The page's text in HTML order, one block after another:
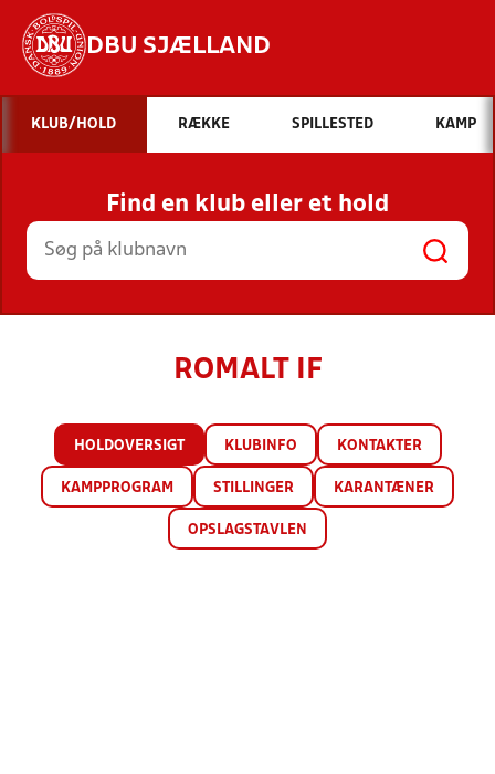
DBU SJÆLLAND
Hvad vil du søge efter?
INDHOLD OG NYHEDER
STILLINGER, RESULTATER, KLUBBER OG
HOLD
KLUB/HOLD RÆKKE SPILLESTED KAMP
Find en klub eller et hold
ROMALT IF
HOLDOVERSIGT KLUBINFO KONTAKTER
KAMPPROGRAM STILLINGER KARANTÆNER
OPSLAGSTAVLEN